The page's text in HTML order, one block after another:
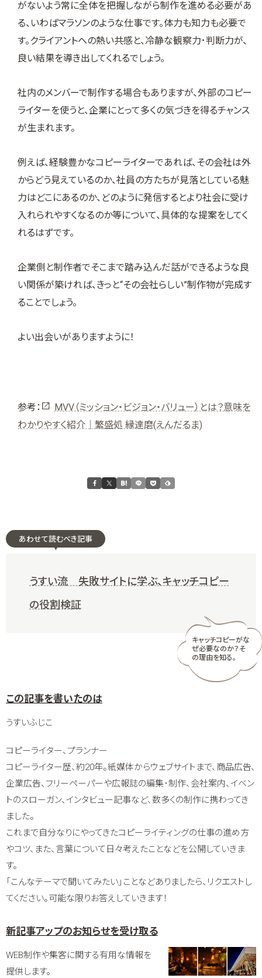
がないよう常に全体を把握しながら制作を進める必要があ
る、いわばマラソンのような仕事です。体力も知力も必要で
す。クライアントへの熱い共感と、冷静な観察力･判断力が、
良い結果を導き出してくれるでしょう。
社内のメンバーで制作する場合もありますが、外部のコピー
ライターを使うと、企業にとって多くの気づきを得るチャンス
が生まれます。
例えば、経験豊かなコピーライターであれば、その会社は外
からどう見えているのか、社員の方たちが見落としている魅
力はどこにあるのか、どのように発信するとより社会に受け
入れられやすくなるのか等について、具体的な提案をしてく
れるはずです。
企業側と制作者でそこまで踏み込んだ話ができるような良
い関係が築ければ、きっと“その会社らしい”制作物が完成す
ることでしょう。
よい出会いがありますように！
参考：
MVV（ミッション・ビジョン・バリュー）とは？意味を
わかりやすく紹介｜繁盛処 縁達磨(えんだるま)
あわせて読むべき記事
うすい流 失敗サイトに学ぶ、キャッチコピー
の役割検証
キャッチコピーがな
ぜ必要なのか？そ
の理由を知る。
うすいふじこ
コピーライター、プランナー
コピーライター歴、約20年。紙媒体からウェブサイトまで、商品広告、
企業広告、フリーペーパーや広報誌の編集･制作、会社案内、イベン
トのスローガン、インタビュー記事など、数多くの制作に携わってき
ました。
これまで自分なりにやってきたコピーライティングの仕事の進め方
やコツ、また、言葉について日々考えたことなどを公開していきま
す。
「こんなテーマで聞いてみたい」ことなどありましたら、リクエストし
てください。可能な限りお答えしていきます！
新記事アップのお知らせを受け取る
WEB制作や集客に関する有用な情報を
提供します。